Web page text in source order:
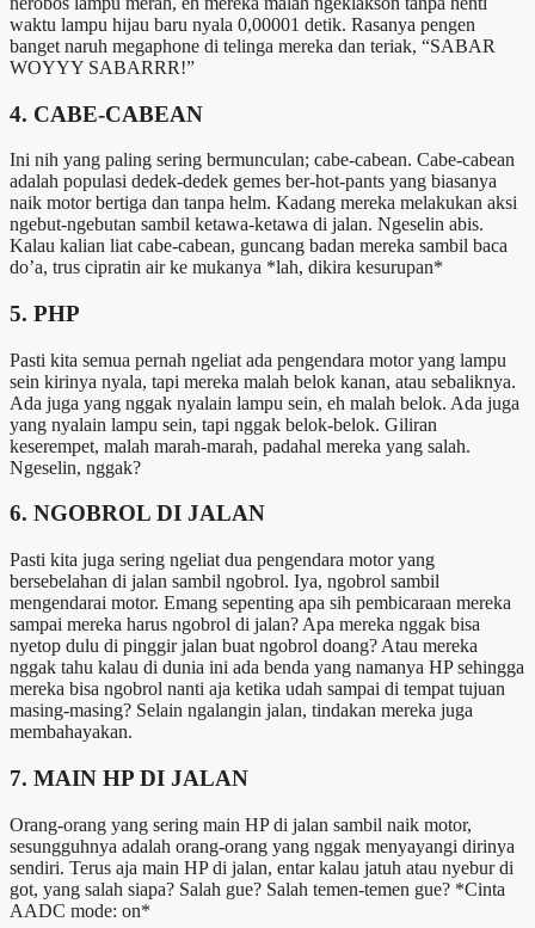
waktu lampu hijau baru nyala 0,00001 detik. Rasanya pengen
banget naruh megaphone di telinga mereka dan teriak, “SABAR
WOYYY SABARRR!”
4. CABE-CABEAN
Ini nih yang paling sering bermunculan; cabe-cabean. Cabe-cabean
adalah populasi dedek-dedek gemes ber-hot-pants yang biasanya
naik motor bertiga dan tanpa helm. Kadang mereka melakukan aksi
ngebut-ngebutan sambil ketawa-ketawa di jalan. Ngeselin abis.
Kalau kalian liat cabe-cabean, guncang badan mereka sambil baca
do’a, trus cipratin air ke mukanya *lah, dikira kesurupan*
5. PHP
Pasti kita semua pernah ngeliat ada pengendara motor yang lampu
sein kirinya nyala, tapi mereka malah belok kanan, atau sebaliknya.
Ada juga yang nggak nyalain lampu sein, eh malah belok. Ada juga
yang nyalain lampu sein, tapi nggak belok-belok. Giliran
keserempet, malah marah-marah, padahal mereka yang salah.
Ngeselin, nggak?
6. NGOBROL DI JALAN
Pasti kita juga sering ngeliat dua pengendara motor yang
bersebelahan di jalan sambil ngobrol. Iya, ngobrol sambil
mengendarai motor. Emang sepenting apa sih pembicaraan mereka
sampai mereka harus ngobrol di jalan? Apa mereka nggak bisa
nyetop dulu di pinggir jalan buat ngobrol doang? Atau mereka
nggak tahu kalau di dunia ini ada benda yang namanya HP sehingga
mereka bisa ngobrol nanti aja ketika udah sampai di tempat tujuan
masing-masing? Selain ngalangin jalan, tindakan mereka juga
membahayakan.
7. MAIN HP DI JALAN
Orang-orang yang sering main HP di jalan sambil naik motor,
sesungguhnya adalah orang-orang yang nggak menyayangi dirinya
sendiri. Terus aja main HP di jalan, entar kalau jatuh atau nyebur di
got, yang salah siapa? Salah gue? Salah temen-temen gue? *Cinta
AADC mode: on*